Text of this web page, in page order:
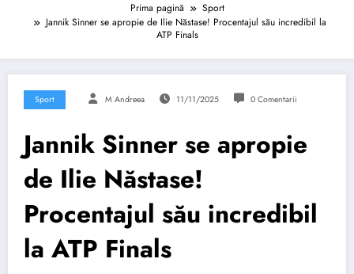
Prima pagină
Sport
Jannik Sinner se apropie de Ilie Năstase! Procentajul său incredibil la
ATP Finals
Sport M Andreea 11/11/2025 0 Comentarii
Jannik Sinner se apropie
de Ilie Năstase!
Procentajul său incredibil
la ATP Finals